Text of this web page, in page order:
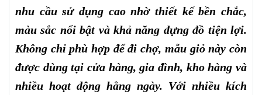
nhu cầu sử dụng cao nhờ thiết kế bền chắc,
màu sắc nổi bật và khả năng đựng đồ tiện lợi.
Không chỉ phù hợp để đi chợ, mẫu giỏ này còn
được dùng tại cửa hàng, gia đình, kho hàng và
nhiều hoạt động hằng ngày. Với nhiều kích